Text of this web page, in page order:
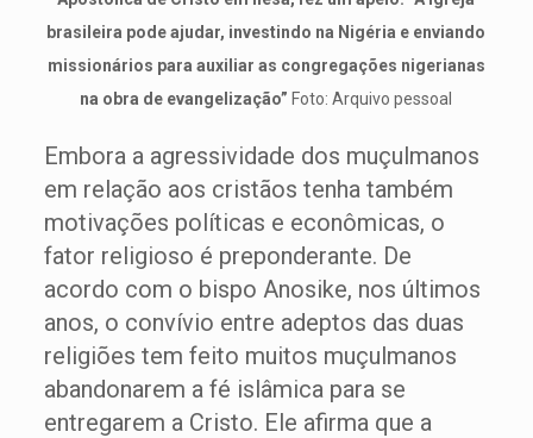
brasileira pode ajudar, investindo na Nigéria e enviando
missionários para auxiliar as congregações nigerianas
na obra de evangelização” Foto: Arquivo pessoal
Embora a agressividade dos muçulmanos
em relação aos cristãos tenha também
motivações políticas e econômicas, o
fator religioso é preponderante. De
acordo com o bispo Anosike, nos últimos
anos, o convívio entre adeptos das duas
religiões tem feito muitos muçulmanos
abandonarem a fé islâmica para se
entregarem a Cristo. Ele afirma que a